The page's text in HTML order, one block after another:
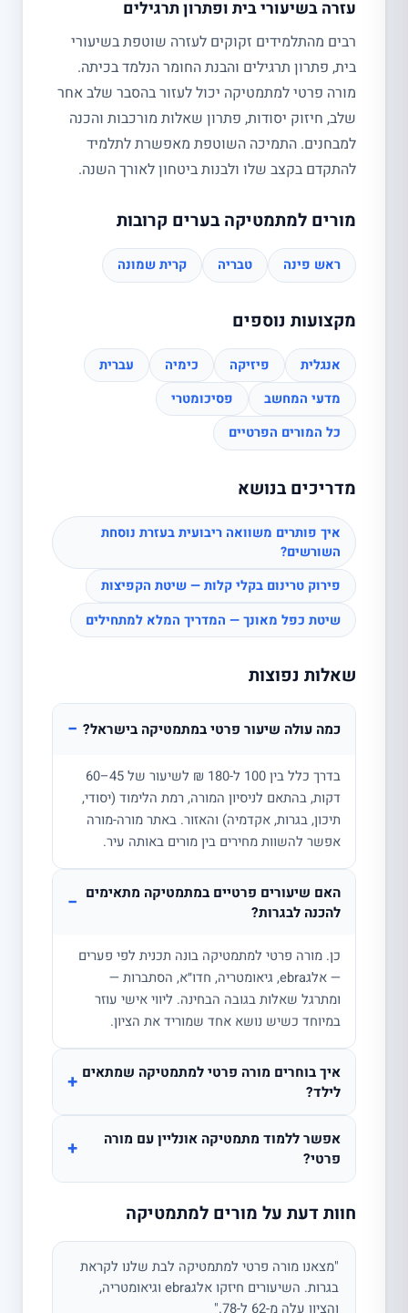
עזרה בשיעורי בית ופתרון תרגילים
רבים מהתלמידים זקוקים לעזרה שוטפת בשיעורי
בית, פתרון תרגילים והבנת החומר הנלמד בכיתה.
מורה פרטי למתמטיקה יכול לעזור בהסבר שלב אחר
שלב, חיזוק יסודות, פתרון שאלות מורכבות והכנה
למבחנים. התמיכה השוטפת מאפשרת לתלמיד
להתקדם בקצב שלו ולבנות ביטחון לאורך השנה.
מורים למתמטיקה בערים קרובות
ראש פינה טבריה קרית שמונה
מקצועות נוספים
אנגלית פיזיקה כימיה
עברית
מדעי המחשב
פסיכומטרי
כל המורים הפרטיים
מדריכים בנושא
איך פותרים משוואה ריבועית בעזרת נוסחת
השורשים?
פירוק טרינום בקלי קלות — שיטת הקפיצות
שיטת כפל מאונך — המדריך המלא למתחילים
שאלות נפוצות
כמה עולה שיעור פרטי במתמטיקה בישראל? −
בדרך כלל בין 100 ל-180 ₪ לשיעור של 45–60
דקות, בהתאם לניסיון המורה, רמת הלימוד (יסודי,
תיכון, בגרות, אקדמיה) והאזור. באתר מורה-מורה
אפשר להשוות מחירים בין מורים באותה עיר.
האם שיעורים פרטיים במתמטיקה מתאימים
להכנה לבגרות?
−
כן. מורה פרטי למתמטיקה בונה תכנית לפי פערים
— אלגebra, גיאומטריה, חדו״א, הסתברות —
ומתרגל שאלות בגובה הבחינה. ליווי אישי עוזר
במיוחד כשיש נושא אחד שמוריד את הציון.
איך בוחרים מורה פרטי למתמטיקה שמתאים
לילד?
+
אפשר ללמוד מתמטיקה אונליין עם מורה
פרטי?
+
חוות דעת על מורים למתמטיקה
"מצאנו מורה פרטי למתמטיקה לבת שלנו לקראת
בגרות. השיעורים חיזקו אלגebra וגיאומטריה,
והציון עלה מ-62 ל-78."